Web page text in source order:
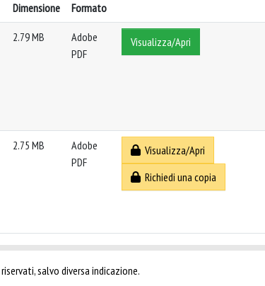
Dimensione Formato
2.79 MB
Adobe
PDF
Visualizza/Apri
2.75 MB
Adobe
PDF
Visualizza/Apri
Richiedi una copia
salvo diversa indicazione.